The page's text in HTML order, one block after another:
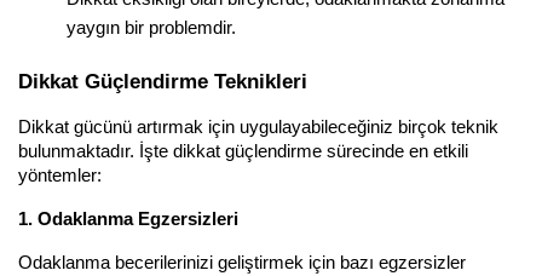
yaygın bir problemdir.
Dikkat Güçlendirme Teknikleri
Dikkat gücünü artırmak için uygulayabileceğiniz birçok teknik
bulunmaktadır. İşte dikkat güçlendirme sürecinde en etkili
yöntemler:
1. Odaklanma Egzersizleri
Odaklanma becerilerinizi geliştirmek için bazı egzersizler